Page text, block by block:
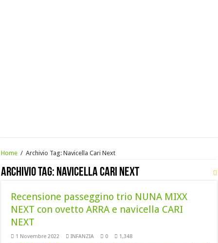
Home / Archivio Tag:Navicella Cari Next
Archivio Tag: Navicella Cari Next
Recensione passeggino trio NUNA MIXX
NEXT con ovetto ARRA e navicella CARI
NEXT
1 Novembre 2022 INFANZIA 0 1,348